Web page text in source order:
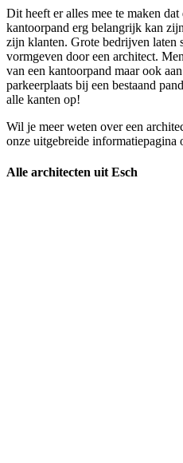
Dit heeft er alles mee te maken
kantoorpand erg belangrijk kan
zijn klanten. Grote bedrijven laten
vormgeven door een architect.
van een kantoorpand maar ook
parkeerplaats bij een bestaand
alle kanten op!
Wil je meer weten over een
onze uitgebreide informatiepagina
Alle architecten uit Esch